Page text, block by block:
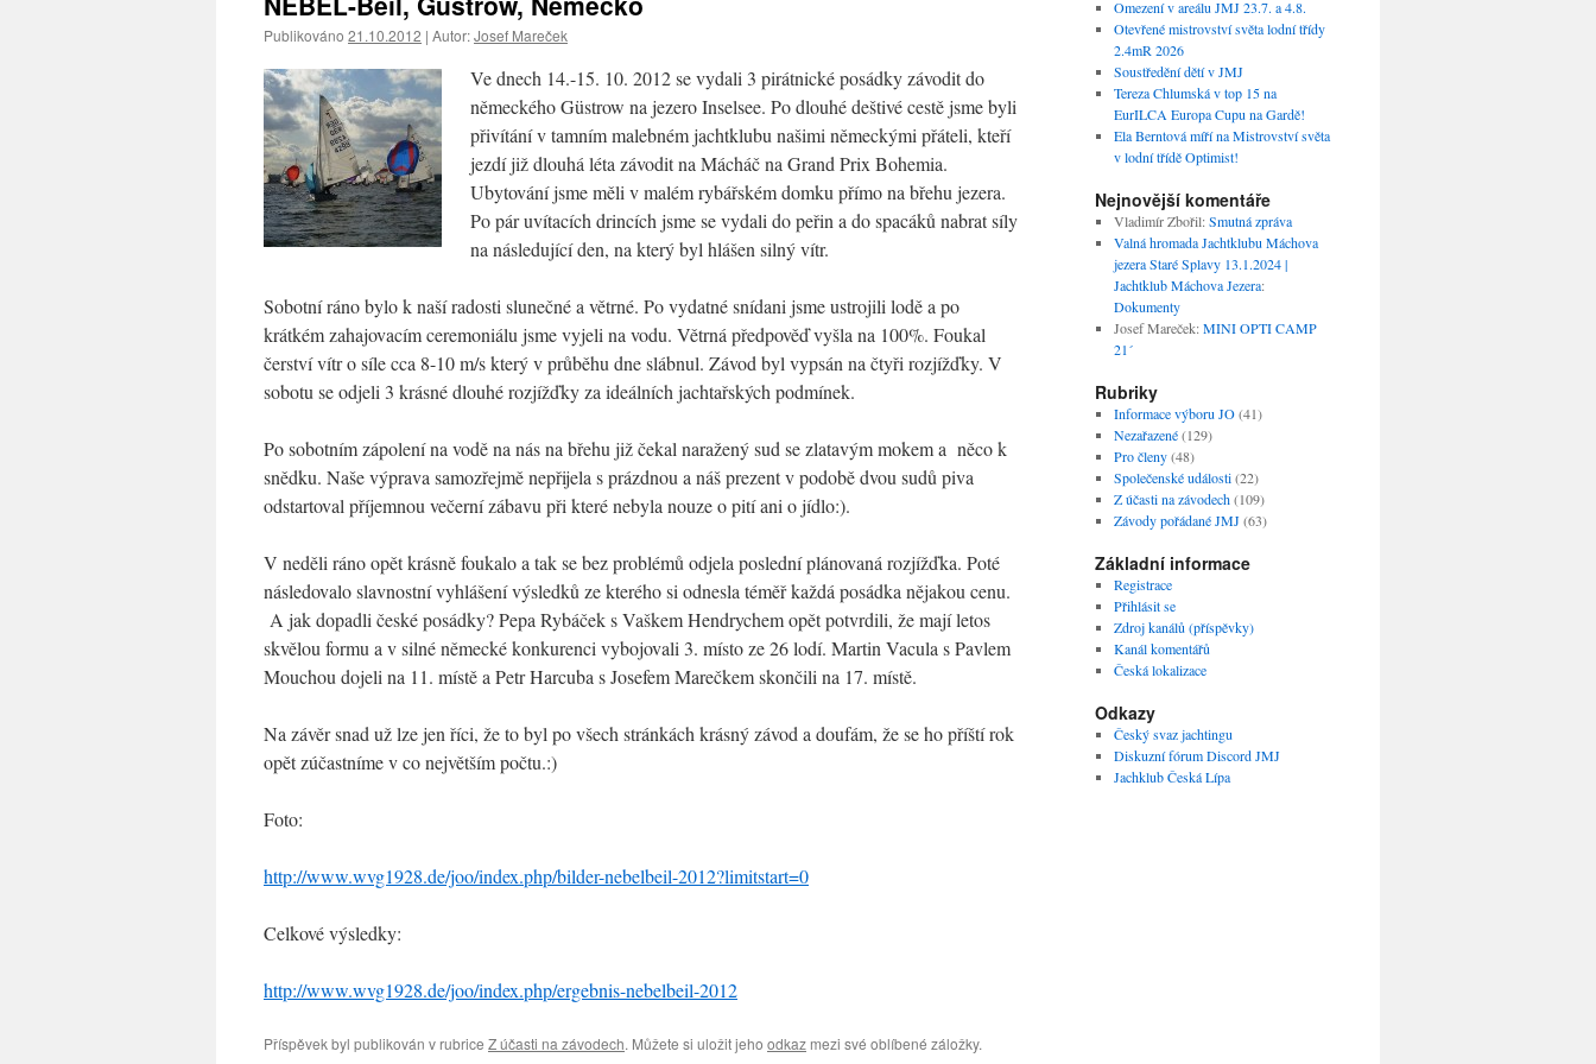
Publikováno 21.10.2012 | Autor:Josef Mareček
Ve dnech 14.-15. 10. 2012 se vydali 3 pirátnické posádky závodit do
německého Güstrow na jezero Inselsee. Po dlouhé deštivé cestě jsme byli
přivítání v tamním malebném jachtklubu našimi německými přáteli, kteří
jezdí již dlouhá léta závodit na Mácháč na Grand Prix Bohemia.
Ubytování jsme měli v malém rybářském domku přímo na břehu jezera.
Po pár uvítacích drincích jsme se vydali do peřin a do spacáků nabrat síly
na následující den, na který byl hlášen silný vítr.
Sobotní ráno bylo k naší radosti slunečné a větrné. Po vydatné snídani jsme ustrojili lodě a po
krátkém zahajovacím ceremoniálu jsme vyjeli na vodu. Větrná předpověď vyšla na 100%. Foukal
čerství vítr o síle cca 8-10 m/s který v průběhu dne slábnul. Závod byl vypsán na čtyři rozjížďky. V
sobotu se odjeli 3 krásné dlouhé rozjížďky za ideálních jachtařských podmínek.
Po sobotním zápolení na vodě na nás na břehu již čekal naražený sud se zlatavým mokem a něco k
snědku. Naše výprava samozřejmě nepřijela s prázdnou a náš prezent v podobě dvou sudů piva
odstartoval příjemnou večerní zábavu při které nebyla nouze o pití ani o jídlo:).
V neděli ráno opět krásně foukalo a tak se bez problémů odjela poslední plánovaná rozjížďka. Poté
následovalo slavnostní vyhlášení výsledků ze kterého si odnesla téměř každá posádka nějakou cenu.
A jak dopadli české posádky? Pepa Rybáček s Vaškem Hendrychem opět potvrdili, že mají letos
skvělou formu a v silné německé konkurenci vybojovali 3. místo ze 26 lodí. Martin Vacula s Pavlem
Mouchou dojeli na 11. místě a Petr Harcuba s Josefem Marečkem skončili na 17. místě.
Na závěr snad už lze jen říci, že to byl po všech stránkách krásný závod a doufám, že se ho příští rok
opět zúčastníme v co největším počtu.:)
Foto:
http://www.wvg1928.de/joo/index.php/bilder-nebelbeil-2012?limitstart=0
Celkové výsledky:
http://www.wvg1928.de/joo/index.php/ergebnis-nebelbeil-2012
Příspěvek byl publikován v rubrice Z účasti na závodech. Můžete si uložit jeho odkaz mezi své oblíbené záložky.
Omezení v areálu JMJ 23.7. a 4.8.
Otevřené mistrovství světa lodní třídy
2.4mR 2026
Soustředění dětí v JMJ
Tereza Chlumská v top 15 na
EurILCA Europa Cupu na Gardě!
Ela Berntová míří na Mistrovství světa
v lodní třídě Optimist!
Nejnovější komentáře
Vladimír Zbořil:Smutná zpráva
Valná hromada Jachtklubu Máchova
jezera Staré Splavy 13.1.2024 |
Jachtklub Máchova Jezera:
Dokumenty
Josef Mareček:MINI OPTI CAMP
21´
Rubriky
Informace výboru JO(41)
Nezařazené(129)
Pro členy(48)
Společenské události(22)
Z účasti na závodech(109)
Závody pořádané JMJ(63)
Základní informace
Registrace
Přihlásit se
Zdroj kanálů (příspěvky)
Kanál komentářů
Česká lokalizace
Odkazy
Český svaz jachtingu
Diskuzní fórum Discord JMJ
Jachklub Česká Lípa